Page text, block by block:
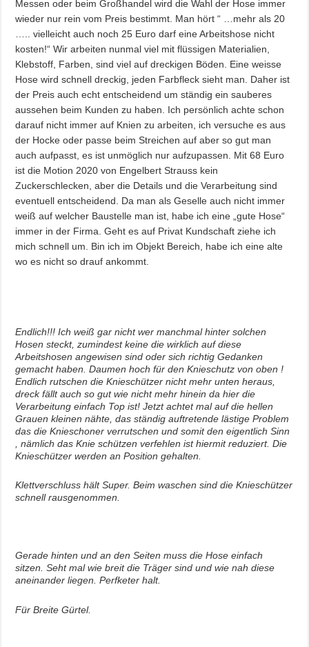
Messen oder beim Großhandel wird die Wahl der Hose immer
wieder nur rein vom Preis bestimmt. Man hört “ …mehr als 20
….. vielleicht auch noch 25 Euro darf eine Arbeitshose nicht
kosten!“ Wir arbeiten nunmal viel mit flüssigen Materialien,
Klebstoff, Farben, sind viel auf dreckigen Böden. Eine weisse
Hose wird schnell dreckig, jeden Farbfleck sieht man. Daher ist
der Preis auch echt entscheidend um ständig ein sauberes
aussehen beim Kunden zu haben. Ich persönlich achte schon
darauf nicht immer auf Knien zu arbeiten, ich versuche es aus
der Hocke oder passe beim Streichen auf aber so gut man
auch aufpasst, es ist unmöglich nur aufzupassen. Mit 68 Euro
ist die Motion 2020 von Engelbert Strauss kein
Zuckerschlecken, aber die Details und die Verarbeitung sind
eventuell entscheidend. Da man als Geselle auch nicht immer
weiß auf welcher Baustelle man ist, habe ich eine „gute Hose“
immer in der Firma. Geht es auf Privat Kundschaft ziehe ich
mich schnell um. Bin ich im Objekt Bereich, habe ich eine alte
wo es nicht so drauf ankommt.
Endlich!!! Ich weiß gar nicht wer manchmal hinter solchen
Hosen steckt, zumindest keine die wirklich auf diese
Arbeitshosen angewisen sind oder sich richtig Gedanken
gemacht haben. Daumen hoch für den Knieschutz von oben !
Endlich rutschen die Knieschützer nicht mehr unten heraus,
dreck fällt auch so gut wie nicht mehr hinein da hier die
Verarbeitung einfach Top ist! Jetzt achtet mal auf die hellen
Grauen kleinen nähte, das ständig auftretende lästige Problem
das die Knieschoner verrutschen und somit den eigentlich Sinn
, nämlich das Knie schützen verfehlen ist hiermit reduziert. Die
Knieschützer werden an Position gehalten.
Klettverschluss hält Super. Beim waschen sind die Knieschützer
schnell rausgenommen.
Gerade hinten und an den Seiten muss die Hose einfach
sitzen. Seht mal wie breit die Träger sind und wie nah diese
aneinander liegen. Perfketer halt.
Für Breite Gürtel.